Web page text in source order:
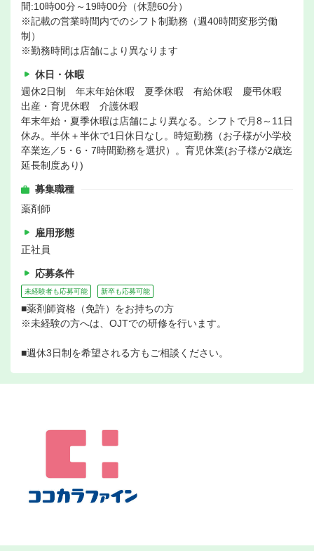
間:10時00分～19時00分（休憩60分）
※記載の営業時間内でのシフト制勤務（週40時間変形労働
制）
※勤務時間は店舗により異なります
休日・休暇
週休2日制 年末年始休暇 夏季休暇 有給休暇 慶弔休暇
出産・育児休暇 介護休暇
年末年始・夏季休暇は店舗により異なる。シフトで月8～11日
休み。半休＋半休で1日休日なし。時短勤務（お子様が小学校
卒業迄／5・6・7時間勤務を選択）。育児休業(お子様が2歳迄
延長制度あり)
募集職種
薬剤師
雇用形態
正社員
応募条件
未経験者も応募可能 新卒も応募可能
■薬剤師資格（免許）をお持ちの方
※未経験の方へは、OJTでの研修を行います。
■週休3日制を希望される方もご相談ください。